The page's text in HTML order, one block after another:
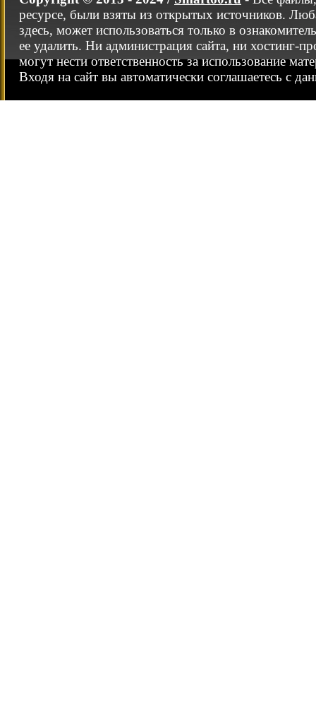
ресурсе, были взяты из открытых источников.
здесь, может использоваться только в
ее удалить. Ни администрация сайта, ни хостинг-
могут нести ответственность за использование
Входя на сайт вы автоматически соглашаетесь с